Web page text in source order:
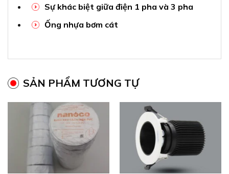
Sự khác biệt giữa điện 1 pha và 3 pha
Ống nhựa bơm cát
SẢN PHẨM TƯƠNG TỰ